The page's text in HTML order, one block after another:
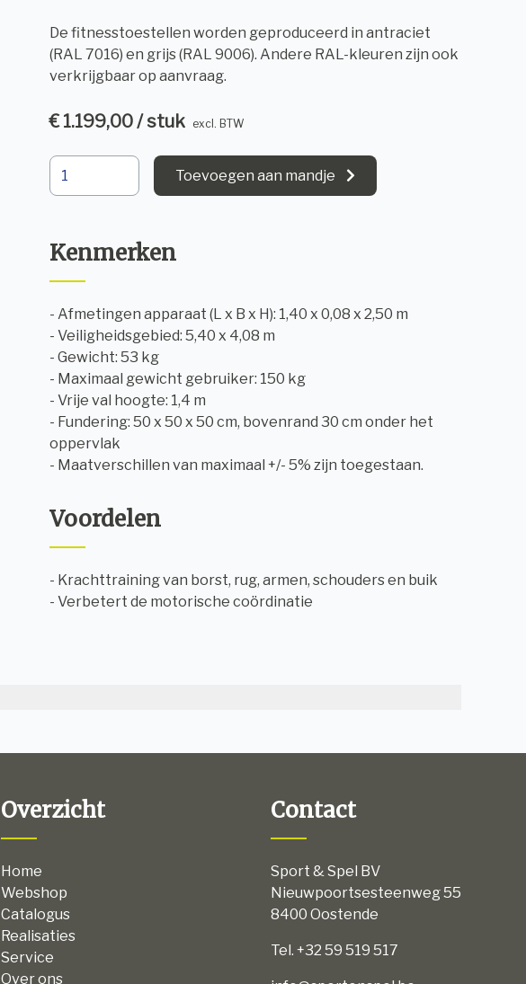
De fitnesstoestellen worden geproduceerd in antraciet
(RAL 7016) en grijs (RAL 9006). Andere RAL-kleuren zijn ook
verkrijgbaar op aanvraag.
€ 1.199,00 / stuk excl. BTW
Toevoegen aan mandje
Kenmerken
- Afmetingen apparaat (L x B x H): 1,40 x 0,08 x 2,50 m
- Veiligheidsgebied: 5,40 x 4,08 m
- Gewicht: 53 kg
- Maximaal gewicht gebruiker: 150 kg
- Vrije val hoogte: 1,4 m
- Fundering: 50 x 50 x 50 cm, bovenrand 30 cm onder het
oppervlak
- Maatverschillen van maximaal +/- 5% zijn toegestaan.
Voordelen
- Krachttraining van borst, rug, armen, schouders en buik
- Verbetert de motorische coördinatie
Overzicht
Home
Webshop
Catalogus
Realisaties
Service
Over ons
Contact
Sport & Spel BV
Nieuwpoortsesteenweg 55
8400 Oostende
Tel. +32 59 519 517